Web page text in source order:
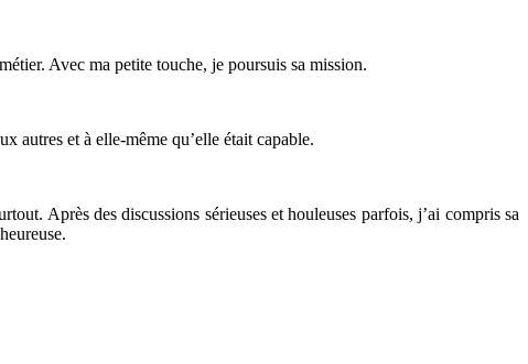
Avec ma petite touche, je poursuis sa mission.
autres et à elle-même qu’elle était capable.
Après des discussions sérieuses et houleuses parfois, j’ai compris sa